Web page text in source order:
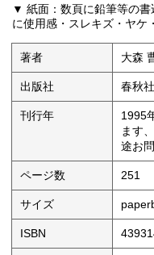
▼ 紙面：数頁に鉛筆等の
に使用感・スレキズ・ヤケ
著者 大森
出版社 春秋社
刊行年
1995
ます
途お
ページ数 251
サイズ
ISBN